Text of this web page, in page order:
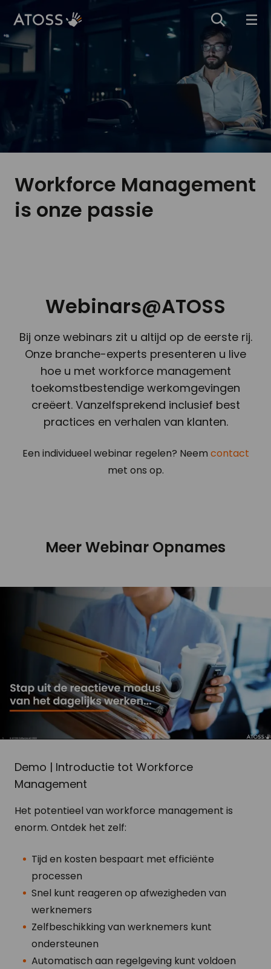
Workforce Management
is onze passie
Webinars@ATOSS
Bij onze webinars zit u altijd op de eerste rij.
Onze branche-experts presenteren u live
hoe u met workforce management
toekomstbestendige werkomgevingen
creëert. Vanzelfsprekend inclusief best
practices en verhalen van klanten.
Een individueel webinar regelen? Neem contact
met ons op.
Meer Webinar Opnames
Demo | Introductie tot Workforce
Management
Het potentieel van workforce management is
enorm. Ontdek het zelf:
Tijd en kosten bespaart met efficiënte
processen
Snel kunt reageren op afwezigheden van
werknemers
Zelfbeschikking van werknemers kunt
ondersteunen
Automatisch aan regelgeving kunt voldoen